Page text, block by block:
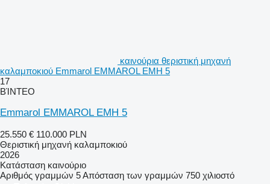
καινούρια θεριστική μηχανή
καλαμποκιού Emmarol EMMAROL EMH 5
17
ΒΊΝΤΕΟ
Emmarol EMMAROL EMH 5
25.550 € 110.000 PLN
Θεριστική μηχανή καλαμποκιού
2026
Κατάσταση καινούριο
Αριθμός γραμμών 5Απόσταση των γραμμών 750 χιλιοστό